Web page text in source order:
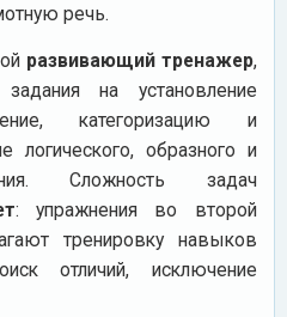
речь.
развивающий тренажер,
на установление
категоризацию и
логического, образного и
Сложность задач
: упражнения во второй
тренировку навыков
отличий, исключение